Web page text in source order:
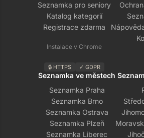
Seznamka pro seniory
Katalog kategorií
Registrace zdarma
Instalace v Chrome
🔒 HTTPS ✓ GDPR
Seznamka ve městech
Seznamka Praha
Seznamka Brno
Seznamka Ostrava
Seznamka Plzeň
Seznamka Liberec